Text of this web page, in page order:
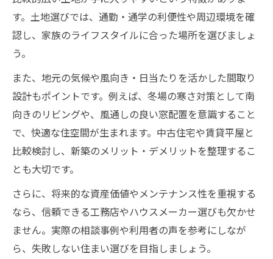
す。土地選びでは、通勤・通学の利便性や周辺環境を確
認し、家族のライフスタイルに合った場所を選びましょ
う。
また、地元の気候や風向き・日当たりを活かした間取り
設計もポイントです。例えば、冬場の寒さ対策として南
向きのリビングや、風通しの良い窓配置を意識すること
で、快適な住空間が生まれます。中古住宅や賃貸平屋と
比較検討し、新築のメリット・デメリットを整理するこ
とも大切です。
さらに、将来的な資産価値やメンテナンス性を重視する
なら、信頼できる工務店やハウスメーカー選びも欠かせ
ません。実際の相談事例や利用者の声を参考にしなが
ら、失敗しない住まい選びを目指しましょう。